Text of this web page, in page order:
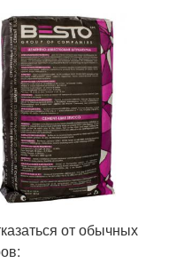
от обычных